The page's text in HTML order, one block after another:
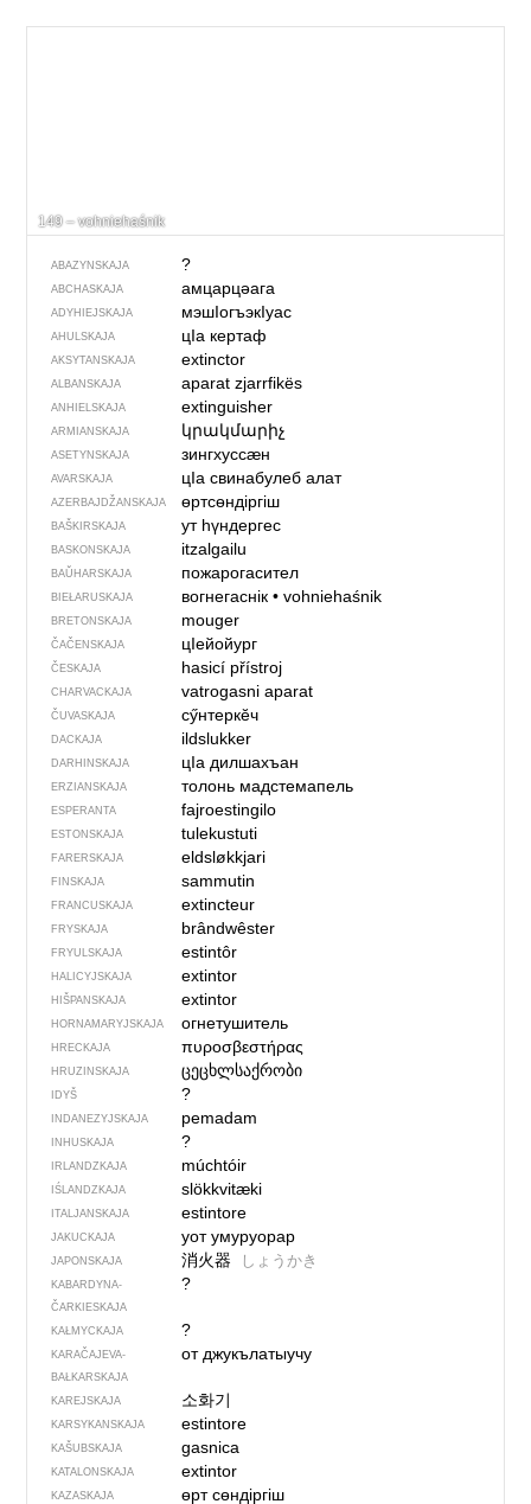
149 – vohniehaśnik
ABAZYNSKAJA ?
ABCHASKAJA амцарцәага
ADYHIEJSKAJA мэшIогъэкIуас
AHULSKAJA цIа кертаф
AKSYTANSKAJA extinctor
ALBANSKAJA aparat zjarrfikës
ANHIELSKAJA extinguisher
ARMIANSKAJA կրակմարիչ
ASETYNSKAJA зингхуссӕн
AVARSKAJA цIа свинабулеб алат
AZERBAJDŽAN­SKAJA өртсөндіргіш
BAŠKIRSKAJA ут һүндергес
BASKONSKAJA itzalgailu
BAŬHARSKAJA пожарогасител
BIEŁARUSKAJA вогнегаснік• vohniehaśnik
BRETONSKAJA mouger
ČAČENSKAJA цIейойург
ČESKAJA hasicí přístroj
CHARVACKAJA vatrogasni aparat
ČUVASKAJA сӳнтеркӗч
DACKAJA ildslukker
DARHINSKAJA цIа дилшахъан
ERZIANSKAJA толонь мадстемапель
ESPERANTA fajroestingilo
ESTONSKAJA tulekustuti
FARERSKAJA eldsløkkjari
FINSKAJA sammutin
FRANCUSKAJA extincteur
FRYSKAJA brândwêster
FRYULSKAJA estintôr
HALICYJSKAJA extintor
HIŠPANSKAJA extintor
HORNAMARYJSKAJA огнетушитель
HRECKAJA πυροσβεστήρας
HRUZINSKAJA ცეცხლსაქრობი
IDYŠ ?
INDANEZYJSKAJA pemadam
INHUSKAJA ?
IRLANDZKAJA múchtóir
IŚLANDZKAJA slökkvitæki
ITALJANSKAJA estintore
JAKUCKAJA уот умуруорар
JAPONSKAJA 消火器 しょうかき
KABARDYNA-
ČARKIESKAJA
?
KAŁMYCKAJA ?
KARAČAJEVA-
BAŁKARSKAJA
от джукълатыучу
KAREJSKAJA 소화기
KARSYKANSKAJA estintore
KAŠUBSKAJA gasnica
KATALONSKAJA extintor
KAZASKAJA өрт сөндіргіш